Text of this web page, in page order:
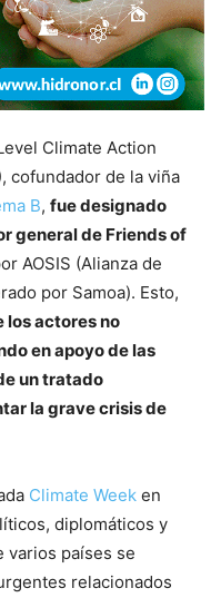
Climate Action
cofundador de la viña
B, fue designado
general de Friends of
AOSIS (Alianza de
por Samoa). Esto,
los actores no
en apoyo de las
un tratado
la grave crisis de
Climate Week en
diplomáticos y
varios países se
relacionados